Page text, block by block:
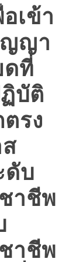
เข้า
ญญา
ดที่
บัติ
รง
ดับ
าชีพ
าชีพ